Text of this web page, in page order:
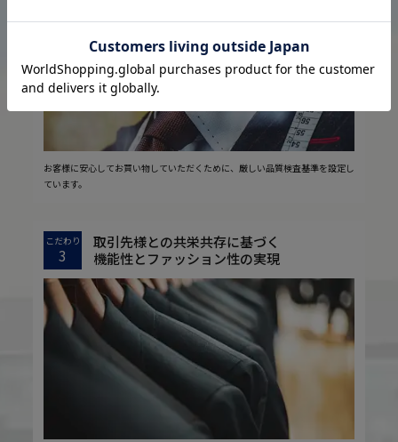
お客様に安心してお買い物していただくために、厳しい品質検査基準を設定し
ています。
こだわり
3
取引先様との共栄共存に基づく
機能性とファッション性の実現